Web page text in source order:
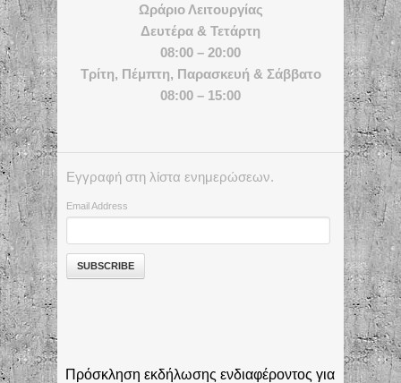
Ωράριο Λειτουργίας
Δευτέρα & Τετάρτη
08:00 – 20:00
Τρίτη, Πέμπτη, Παρασκευή & Σάββατο
08:00 – 15:00
Εγγραφή στη λίστα ενημερώσεων.
Email Address
Πρόσκληση εκδήλωσης ενδιαφέροντος για